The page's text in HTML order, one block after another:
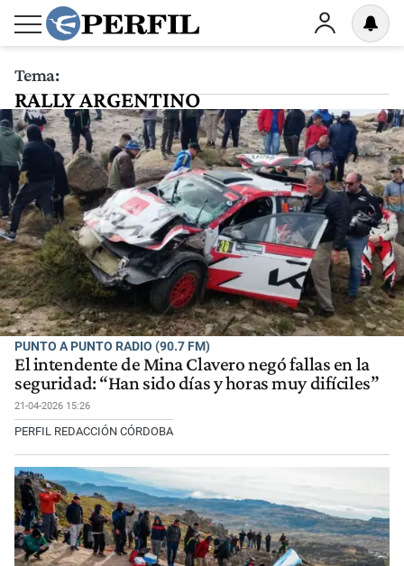
Tema:
RALLY ARGENTINO
PUNTO A PUNTO RADIO (90.7 FM)
El intendente de Mina Clavero negó fallas en la
seguridad: “Han sido días y horas muy difíciles”
21-04-2026 15:26
PERFIL REDACCIÓN CÓRDOBA